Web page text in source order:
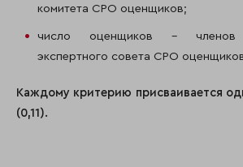
комитета СРО оценщиков;
число оценщиков – членов
экспертного совета СРО
Каждому критерию присваивается
(0,11).